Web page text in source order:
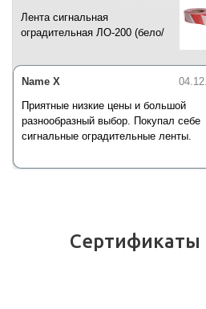
Лента сигнальная
оградительная ЛО-200 (бело/
Name X
Приятные низкие цены и большой
разнообразный выбор. Покупал себе
сигнальные оградительные ленты.
Сертификаты